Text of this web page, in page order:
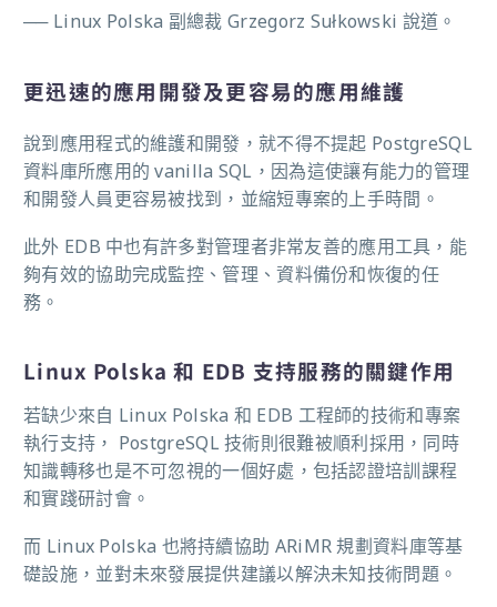
── Linux Polska 副總裁 Grzegorz Sułkowski 說道。
更迅速的應用開發及更容易的應用維護
說到應用程式的維護和開發，就不得不提起 PostgreSQL
資料庫所應用的 vanilla SQL，因為這使讓有能力的管理
和開發人員更容易被找到，並縮短專案的上手時間。
此外 EDB 中也有許多對管理者非常友善的應用工具，能
夠有效的協助完成監控、管理、資料備份和恢復的任
務。
Linux Polska 和 EDB 支持服務的關鍵作用
若缺少來自 Linux Polska 和 EDB 工程師的技術和專案
執行支持， PostgreSQL 技術則很難被順利採用，同時
知識轉移也是不可忽視的一個好處，包括認證培訓課程
和實踐研討會。
而 Linux Polska 也將持續協助 ARiMR 規劃資料庫等基
礎設施，並對未來發展提供建議以解決未知技術問題。